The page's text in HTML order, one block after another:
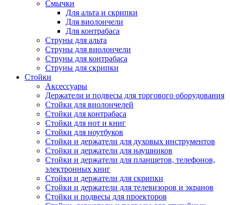
Смычки
Для альта и скрипки
Для виолончели
Для контрабаса
Струны для альта
Струны для виолончели
Струны для контрабаса
Струны для скрипки
Стойки
Аксессуары
Держатели и подвесы для торгового оборудования
Стойки для виолончелей
Стойки для контрабаса
Стойки для нот и книг
Стойки для ноутбуков
Стойки и держатели для духовых инструментов
Стойки и держатели для наушников
Стойки и держатели для планшетов, телефонов,
электронных книг
Стойки и держатели для скрипки
Стойки и держатели для телевизоров и экранов
Стойки и подвесы для проекторов